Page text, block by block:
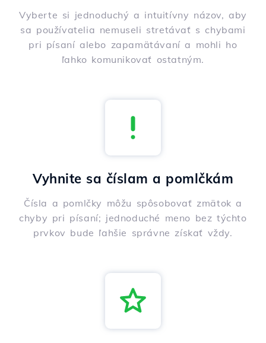
Vyberte si jednoduchý a intuitívny názov, aby
sa používatelia nemuseli stretávať s chybami
pri písaní alebo zapamätávaní a mohli ho
ľahko komunikovať ostatným.
Vyhnite sa číslam a pomlčkám
Čísla a pomlčky môžu spôsobovať zmätok a
chyby pri písaní; jednoduché meno bez týchto
prvkov bude ľahšie správne získať vždy.